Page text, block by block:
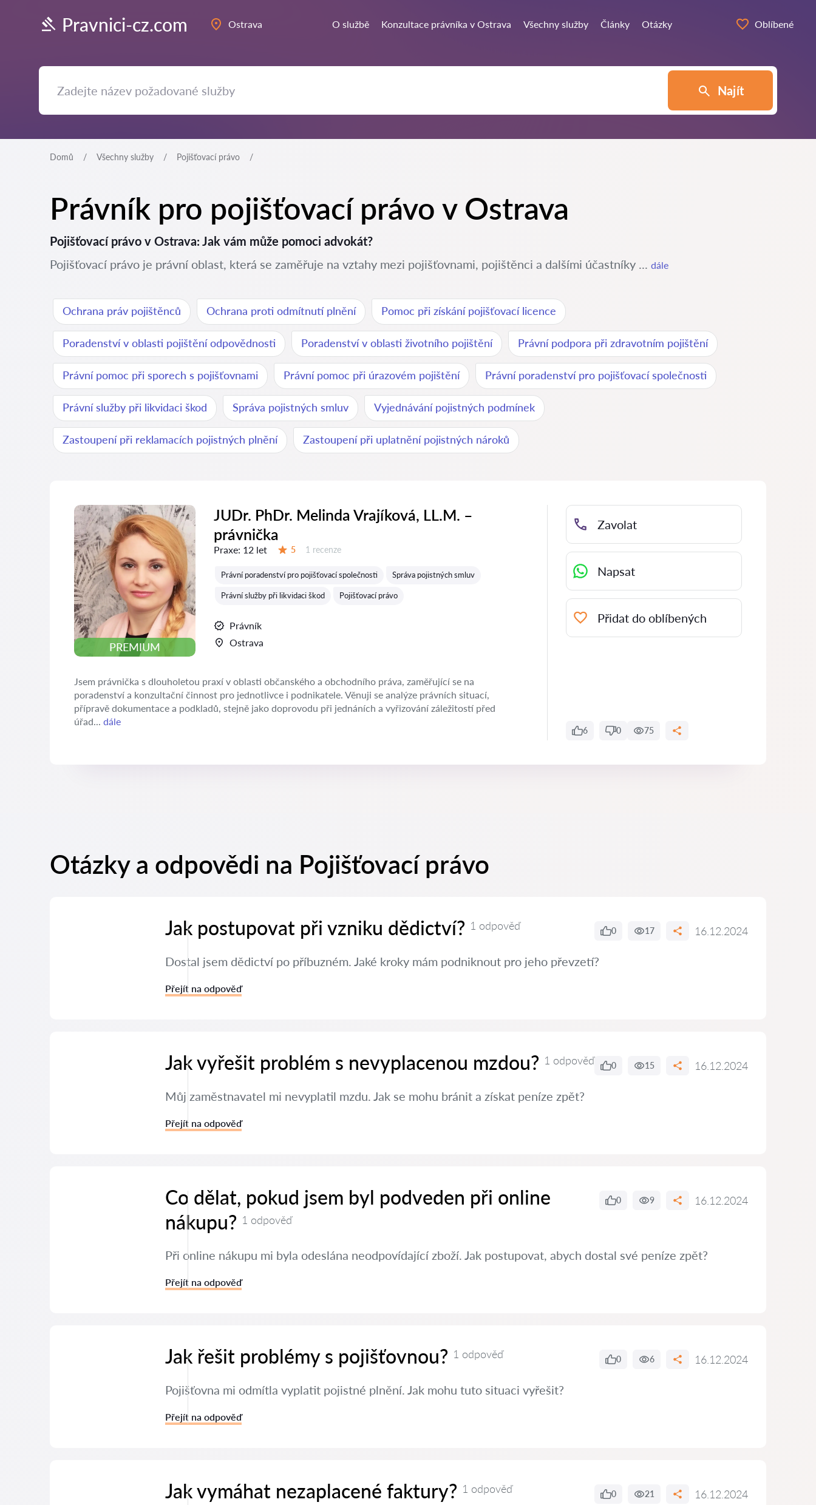
Pravnici-cz.com Ostrava O službě Konzultace právníka v Ostrava Všechny služby Články Otázky Oblíbené
Najít
Domů Všechny služby Pojišťovací právo
Právník pro pojišťovací právo v Ostrava
Pojišťovací právo v Ostrava: Jak vám může pomoci advokát?
Pojišťovací právo je právní oblast, která se zaměřuje na vztahy mezi pojišťovnami, pojištěnci a dalšími účastníky ... dále
Ochrana práv pojištěnců Ochrana proti odmítnutí plnění Pomoc při získání pojišťovací licence
Poradenství v oblasti pojištění odpovědnosti Poradenství v oblasti životního pojištění Právní podpora při zdravotním pojištění
Právní pomoc při sporech s pojišťovnami Právní pomoc při úrazovém pojištění Právní poradenství pro pojišťovací společnosti
Právní služby při likvidaci škod Správa pojistných smluv Vyjednávání pojistných podmínek
Zastoupení při reklamacích pojistných plnění Zastoupení při uplatnění pojistných nároků
PREMIUM
JUDr. PhDr. Melinda Vrajíková, LL.M. –
právnička
Praxe: 12 let 5 Recenzí:
1 recenze
Právní poradenství pro pojišťovací společnosti Správa pojistných smluv
Právní služby při likvidaci škod Pojišťovací právo
Právník
Ostrava
Jsem právnička s dlouholetou praxí v oblasti občanského a obchodního práva, zaměřující se na
poradenství a konzultační činnost pro jednotlivce i podnikatele. Věnuji se analýze právních situací,
přípravě dokumentace a podkladů, stejně jako doprovodu při jednáních a vyřizování záležitostí před
úřad... dále
Zavolat
Napsat
Přidat do oblíbených
6 0 75
Otázky a odpovědi na Pojišťovací právo
Jak postupovat při vzniku dědictví? 1 odpověď 0 17 16.12.2024
Dostal jsem dědictví po příbuzném. Jaké kroky mám podniknout pro jeho převzetí?
Přejít na odpověď
Jak vyřešit problém s nevyplacenou mzdou? 1 odpověď 0 15 16.12.2024
Můj zaměstnavatel mi nevyplatil mzdu. Jak se mohu bránit a získat peníze zpět?
Přejít na odpověď
Co dělat, pokud jsem byl podveden při online
nákupu? 1 odpověď
0 9 16.12.2024
Při online nákupu mi byla odeslána neodpovídající zboží. Jak postupovat, abych dostal své peníze zpět?
Přejít na odpověď
Jak řešit problémy s pojišťovnou? 1 odpověď 0 6 16.12.2024
Pojišťovna mi odmítla vyplatit pojistné plnění. Jak mohu tuto situaci vyřešit?
Přejít na odpověď
Jak vymáhat nezaplacené faktury? 1 odpověď 0 21 16.12.2024